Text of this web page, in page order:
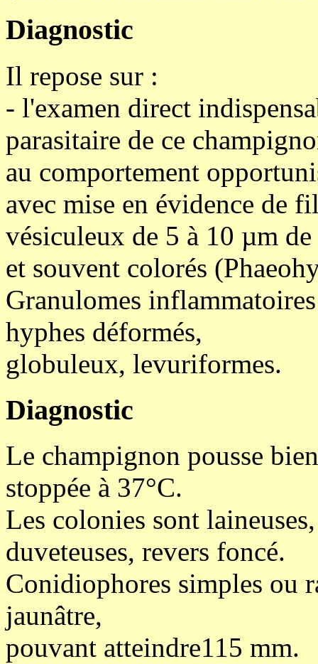
Diagnostic
Il repose sur :
- l'examen direct
parasitaire de ce
au comportement
avec mise en évidence de
vésiculeux de 5 à 10 µm
et souvent colorés
Granulomes
hyphes déformés,
globuleux, levuriformes.
Diagnostic
Le champignon pousse
stoppée à 37°C.
Les colonies sont
duveteuses, revers foncé.
Conidiophores simples ou
jaunâtre,
pouvant atteindre115 mm.